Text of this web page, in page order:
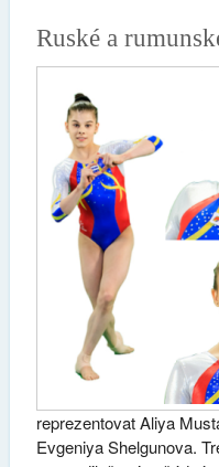
Ruské a
reprezentovat Aliya
Evgeniya Shelgunova.